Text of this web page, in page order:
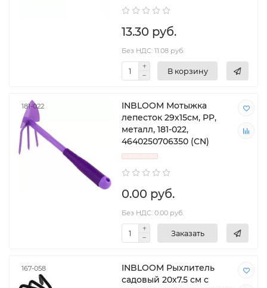
13.30 руб.
Без НДС: 11.08 руб.
В корзину
181-022
INBLOOM Мотыжка
лепесток 29х15см, PP,
металл, 181-022,
4640250706350 (CN)
0.00 руб.
Без НДС: 0.00 руб.
Заказать
167-058
INBLOOM Рыхлитель
садовый 20x7.5 см с